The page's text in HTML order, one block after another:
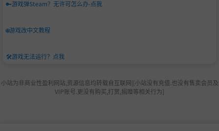
🔑游戏弹Steam？无许可怎么办-点我
🌐游戏改中文教程
🛠️游戏无法运行？点我
小站为非商业性盈利网站,资源信息均转载自互联网|[小站没有充值.也没有售卖会员及
VIP账号.更没有购买,打赏,捐赠等相关行为]